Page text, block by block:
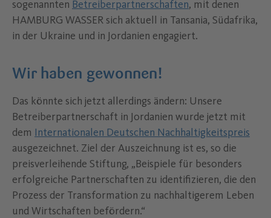
sogenannten Betreiberpartnerschaften, mit denen
HAMBURG WASSER sich aktuell in Tansania, Südafrika,
in der Ukraine und in Jordanien engagiert.
Wir haben gewonnen!
Das könnte sich jetzt allerdings ändern: Unsere
Betreiberpartnerschaft in Jordanien wurde jetzt mit
dem Internationalen Deutschen Nachhaltigkeitspreis
ausgezeichnet. Ziel der Auszeichnung ist es, so die
preisverleihende Stiftung, „Beispiele für besonders
erfolgreiche Partnerschaften zu identifizieren, die den
Prozess der Transformation zu nachhaltigerem Leben
und Wirtschaften befördern.“